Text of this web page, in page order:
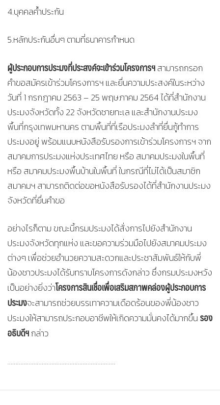
4.บุคคลค้ำประกัน
5.หลักประกันอื่นๆ ตามที่ธนาคารกำหนด
ผู้ประกอบการประมงที่ประสงค์จะเข้าร่วมโครงการฯสามารถกรอก
คำขอสมัครเข้าร่วมโครงการฯ และยื่นความประสงค์ในระหว่าง
วันที่ 1 กรกฎาคม 2563 – 25 พฤษภาคม 2564 ได้ที่สำนักงาน
ประมงจังหวัดทั้ง 22 จังหวัดชายทะเล และสำนักงานประมง
พื้นที่กรุงเทพมหานคร ตามพื้นที่ที่เรือประมงลำที่ยื่นกู้ทำการ
ประมงอยู่ พร้อมแนบหนังสือรับรองการเข้าร่วมโครงการฯ จาก
สมาคมการประมงแห่งประเทศไทย หรือ สมาคมประมงในพื้นที่
หรือ สมาคมประมงพื้นบ้านในพื้นที่ ในกรณีที่ไม่ได้เป็นสมาชิก
สมาคมฯ สามารถติดต่อขอหนังสือรับรองได้ที่สำนักงานประมง
จังหวัดที่ยื่นคำขอ
อย่างไรก็ตาม ขณะนี้กรมประมงได้สั่งการไปยังสำนักงาน
ประมงจังหวัดทุกแห่ง และขอความร่วมมือไปยังสมาคมประมง
ต่างๆ เพื่อช่วยอำนวยความสะดวกและประชาสัมพันธ์ให้กับพี่
น้องชาวประมงได้รับทราบโครงการดังกล่าว ซึ่งกรมประมงหวัง
เป็นอย่างยิ่งว่าโครงการสินเชื่อเพื่อเสริมสภาพคล่องผู้ประกอบการ
ประมงจะสามารถช่วยบรรเทาความเดือดร้อนของพี่น้องชาว
ประมงให้สามารถประกอบอาชีพให้เกิดความมั่นคงได้มากขึ้น รอง
อธิบดีฯกล่าว
…………………………………………………………